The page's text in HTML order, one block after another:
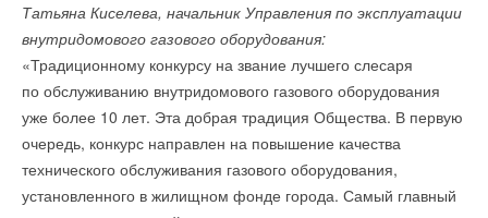
Татьяна Киселева, начальник Управления по эксплуатации
внутридомового газового оборудования:
«Традиционному конкурсу на звание лучшего слесаря
по обслуживанию внутридомового газового оборудования
уже более 10 лет. Эта добрая традиция Общества. В первую
очередь, конкурс направлен на повышение качества
технического обслуживания газового оборудования,
установленного в жилищном фонде города. Самый главный
Компактность, блочный принцип построения, наличие
многофункциональных боковых портов и всего 2 сварных
шва для подключения к холодильной системе позволяют
снизить трудозатраты и время инсталляции станций до 80%.
Экономическая эффективность применения ICF выше до
20% по сравнению с традиционными клапанными сборками.
«В первом полугодии 2014 года российское подразделение
режим горения на любом виде топлива за счет качественной
теплоизоляции, встроенного регулятора тяги, турбулентных
пластин топки и дымовых каналов. Способность котла
использовать различные виды топлива обеспечивает
гибкость снабжения и независимость от внешних условий.
При отоплении на дровах/угле в систему отопления следует
включать теплонакопитель, обеспечивающий защиту от